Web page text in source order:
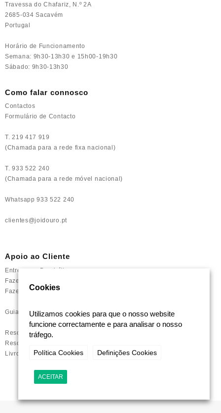
Travessa do Chafariz, N.º 2A
2685-034 Sacavém
Portugal
Horário de Funcionamento
Semana: 9h30-13h30 e 15h00-19h30
Sábado: 9h30-13h30
Como falar connosco
Contactos
Formulário de Contacto
T. 219 417 919
(Chamada para a rede fixa nacional)
T. 933 522 240
(Chamada para a rede móvel nacional)
Whatsapp 933 522 240
clientes@joidouro.pt
Apoio ao Cliente
Entrega ao Domicílio
Fazer uma Devolução
Fazer uma Reclamação
Guia Tamanho de Anel
Resolução de Litígios Online
Resolução de Conflitos de Consumo
Livro Reclamações
Cookies
Utilizamos cookies para que o nosso website
funcione correctamente e para analisar o nosso
tráfego.
Política Cookies Definições Cookies
ACEITAR